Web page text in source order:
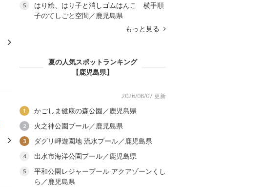
5
はり絵、はり子と消しゴムはんこ 横手順
子のてしごと空間／鹿児島県
もっと見る
夏の人気スポットランキング
【鹿児島県】
2026/08/07 更新
1 かごしま健康の森公園／鹿児島県
2 火之神公園プール／鹿児島県
3 ダグリ岬遊園地 流水プール／鹿児島県
4 出水市海洋公園プール／鹿児島県
5
平和公園レジャープール アクアゾーンくし
ら／鹿児島県